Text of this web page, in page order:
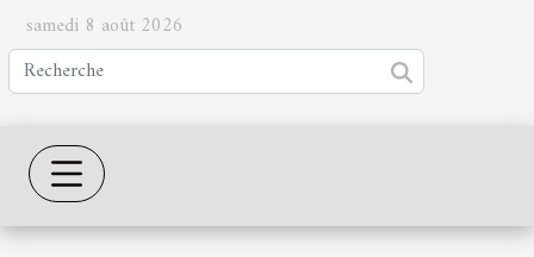
samedi 8 août 2026